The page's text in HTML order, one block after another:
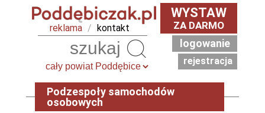
reklama / kontakt
WYSTAW
ZA DARMO
logowanie
rejestracja
Podzespoły samochodów
osobowych